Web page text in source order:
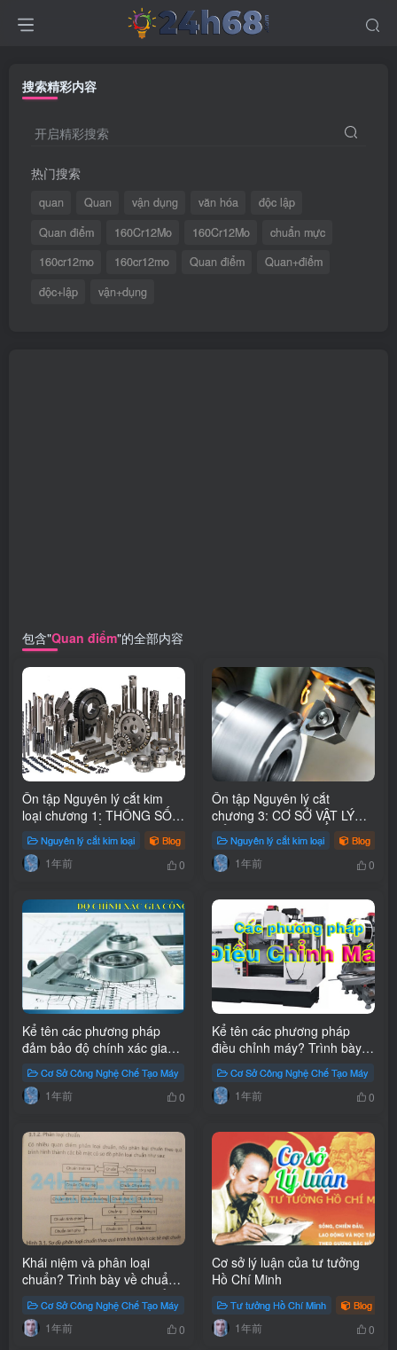
搜索精彩内容
开启精彩搜索
热门搜索
quan Quan vận dụng văn hóa
độc lập
Quan điểm
160Cr12Mo 160Cr12Mo
chuẩn mực
160cr12mo
160cr12mo Quan điểm
Quan+điểm
độc+lập
vận+dụng
包含"Quan điểm"的全部内容
Ôn tập Nguyên lý cắt kim
loại chương 1: THÔNG SỐ
HÌNH HỌC CỦA DỤNG CỤ
CẮT VÀ LỚP CẮT
Nguyên lý cắt kim loại Blog
1年前 0
Ôn tập Nguyên lý cắt
chương 3: CƠ SỞ VẬT LÝ
CỦA QUÁ TRÌNH CẮT
Nguyên lý cắt kim loại Blog
1年前 0
Kể tên các phương pháp
đảm bảo độ chính xác gia
công trên máy công cụ?
Trình bày về phương pháp
đo dò – cắt thử?
Cơ Sở Công Nghệ Chế Tạo Máy Blog
1年前 0
Kể tên các phương pháp
điều chỉnh máy? Trình bày
về các phương pháp điều
chỉnh máy
Cơ Sở Công Nghệ Chế Tạo Máy
1年前 0
Khái niệm và phân loại
chuẩn? Trình bày về chuẩn
công nghệ gia công, chuẩn
công nghệ lắp ráp? Cho ví
dụ chuẩn công nghệ gia
Cơ Sở Công Nghệ Chế Tạo Máy Blog # chuẩn công nghệ
1年前 0
Cơ sở lý luận của tư tưởng
Hồ Chí Minh
Tư tưởng Hồ Chí Minh Blog
1年前 0